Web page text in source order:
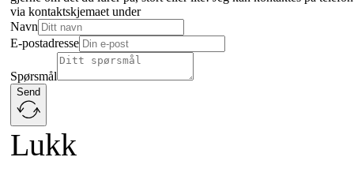
via kontaktskjemaet under
Navn
E-postadresse
Spørsmål
Send
Lukk